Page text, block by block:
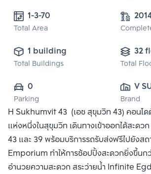
1-3-70
Total Area
1 building
Total Buildings
32
Total
0
Parking
V
43
Brand
H Sukhumvit 43 (เอช สุขุมวิท 43) คอนโดตั้
แห่งหนึ่งในสุขุมวิท เดินทางเข้าออกได้สะดวก
43 และ 39 พร้อมบริการรถรับส่งฟรีไปยังสถา
Emporium ทำให้การช้อปปิ้งสะดวกยิ่งขึ้นกว่
อำนวยความสะดวก สระว่ายน้ำ Infinite